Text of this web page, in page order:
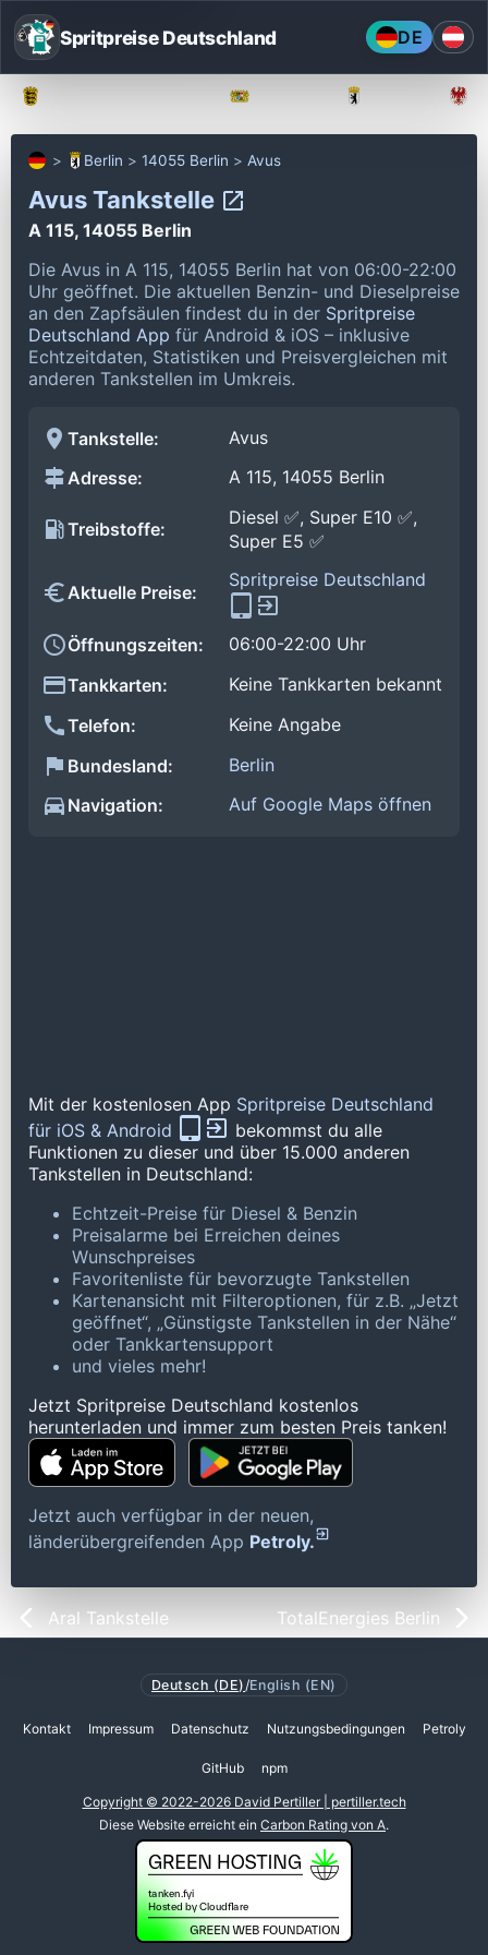
Spritpreise Deutschland DE
Berlin 14055 Berlin Avus
Avus Tankstelle
A 115, 14055 Berlin
Die Avus in A 115, 14055 Berlin hat von 06:00-22:00
Uhr geöffnet. Die aktuellen Benzin- und Dieselpreise
an den Zapfsäulen findest du in der Spritpreise
Deutschland App für Android & iOS – inklusive
Echtzeitdaten, Statistiken und Preisvergleichen mit
anderen Tankstellen im Umkreis.
Tankstelle:
Avus
Adresse:
A 115, 14055 Berlin
Treibstoffe:
Diesel ✅, Super E10 ✅,
Super E5 ✅
Aktuelle Preise:
Spritpreise Deutschland
Öffnungszeiten:
06:00-22:00 Uhr
Tankkarten:
Keine Tankkarten bekannt
Telefon:
Keine Angabe
Bundesland:
Berlin
Navigation:
Auf Google Maps öffnen
Mit der kostenlosen App Spritpreise Deutschland
für iOS & Android
bekommst du alle
Funktionen zu dieser und über 15.000 anderen
Tankstellen in Deutschland:
Echtzeit-Preise für Diesel & Benzin
Preisalarme bei Erreichen deines
Wunschpreises
Favoritenliste für bevorzugte Tankstellen
Kartenansicht mit Filteroptionen, für z.B. „Jetzt
geöffnet“, „Günstigste Tankstellen in der Nähe“
oder Tankkartensupport
und vieles mehr!
Jetzt Spritpreise Deutschland kostenlos
herunterladen und immer zum besten Preis tanken!
Jetzt auch verfügbar in der neuen,
länderübergreifenden App Petroly.
Aral Tankstelle TotalEnergies Berlin
Deutsch (DE) /English (EN)
Kontakt Impressum Datenschutz Nutzungsbedingungen Petroly
GitHub npm
Copyright © 2022-2026 David Pertiller | pertiller.tech
Diese Website erreicht ein Carbon Rating von A.